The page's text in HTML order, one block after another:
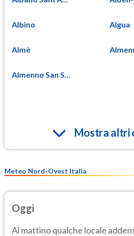
Albino Algua
Almè
Almenno San S...
Mostra altri
Meteo Nord-Ovest Italia
Oggi
Al mattino qualche locale